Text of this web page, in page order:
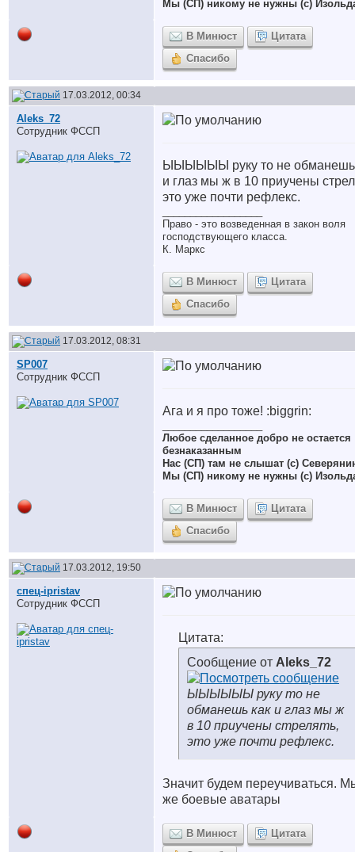
Мы (СП) никому не нужны (с)
В Минюст
Цитата
Спасибо
17.03.2012, 00:34
Aleks_72
Сотрудник ФССП
ЫЫЫЫЫЫ руку то не обманешь
и глаз мы ж в 10 приучены
это уже почти рефлекс.
Право - это возведенная в закон воля
господствующего класса.
К. Маркс
В Минюст
Цитата
Спасибо
17.03.2012, 08:31
SP007
Сотрудник ФССП
Ага и я про тоже! :biggrin:
Любое сделанное добро не остается
безнаказанным
Нас (СП) там не слышат (с)
Мы (СП) никому не нужны (с)
В Минюст
Цитата
Спасибо
17.03.2012, 19:50
спец-ipristav
Сотрудник ФССП
Цитата:
Сообщение от Aleks_72
ЫЫЫЫЫЫ руку то не
обманешь как и глаз мы ж
в 10 приучены стрелять,
это уже почти рефлекс.
Значит будем переучиваться.
же боевые аватары
В Минюст
Цитата